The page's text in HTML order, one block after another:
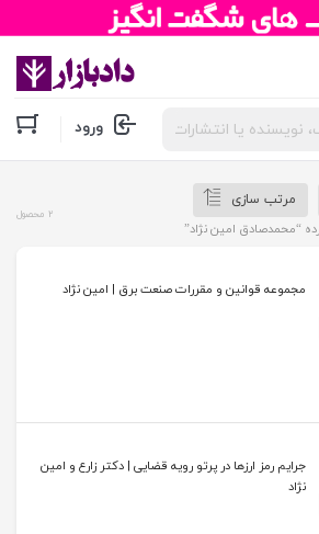
ورود
مرتب سازی
“محمدصادق امین نژاد”
2 محصول
مجموعه قوانین و مقررات صنعت برق | امین نژاد
جرایم رمز ارزها در پرتو رویه قضایی | دکتر زارع و امین
نژاد